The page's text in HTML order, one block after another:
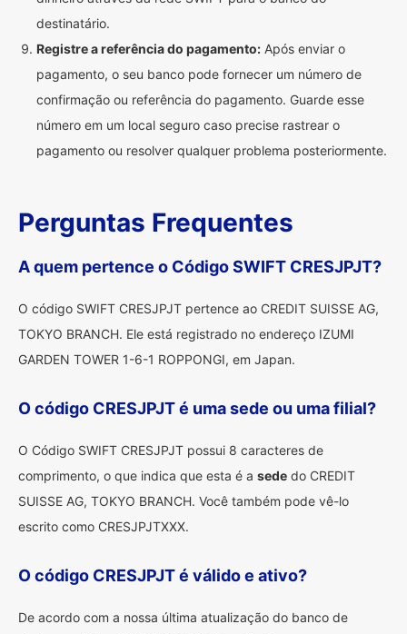
destinatário.
Registre a referência do pagamento: Após enviar o
pagamento, o seu banco pode fornecer um número de
confirmação ou referência do pagamento. Guarde esse
número em um local seguro caso precise rastrear o
pagamento ou resolver qualquer problema posteriormente.
Perguntas Frequentes
A quem pertence o Código SWIFT CRESJPJT?
O código SWIFT CRESJPJT pertence ao CREDIT SUISSE AG,
TOKYO BRANCH. Ele está registrado no endereço IZUMI
GARDEN TOWER 1-6-1 ROPPONGI, em Japan.
O código CRESJPJT é uma sede ou uma filial?
O Código SWIFT CRESJPJT possui 8 caracteres de
comprimento, o que indica que esta é a sede do CREDIT
SUISSE AG, TOKYO BRANCH. Você também pode vê-lo
escrito como CRESJPJTXXX.
O código CRESJPJT é válido e ativo?
De acordo com a nossa última atualização do banco de